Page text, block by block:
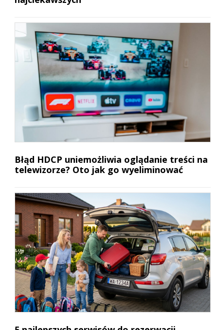
Błąd HDCP uniemożliwia oglądanie treści na
telewizorze? Oto jak go wyeliminować